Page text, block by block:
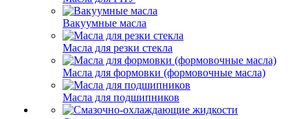
Вакуумные масла
Масла для резки стекла
Масла для формовки (формовочные масла)
Масла для подшипников